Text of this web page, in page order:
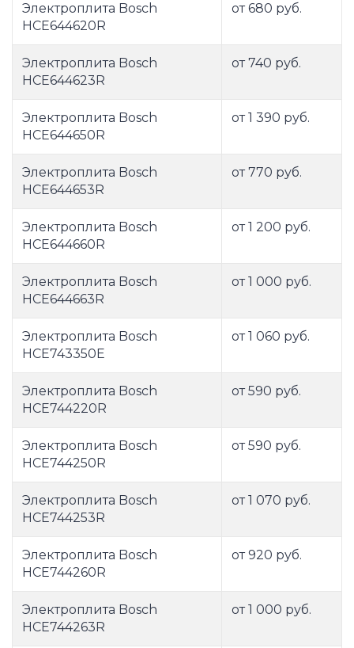
Электроплита Bosch
HCE644620R
от 680 руб.
Электроплита Bosch
HCE644623R
от 740 руб.
Электроплита Bosch
HCE644650R
от 1 390 руб.
Электроплита Bosch
HCE644653R
от 770 руб.
Электроплита Bosch
HCE644660R
от 1 200 руб.
Электроплита Bosch
HCE644663R
от 1 000 руб.
Электроплита Bosch
HCE743350E
от 1 060 руб.
Электроплита Bosch
HCE744220R
от 590 руб.
Электроплита Bosch
HCE744250R
от 590 руб.
Электроплита Bosch
HCE744253R
от 1 070 руб.
Электроплита Bosch
HCE744260R
от 920 руб.
Электроплита Bosch
HCE744263R
от 1 000 руб.